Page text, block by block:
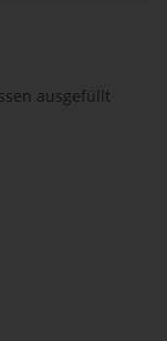
ausgefüllt